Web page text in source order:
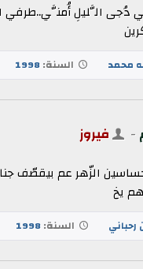
أُمنَّي..طرفي
محمد السنة:1998
- فيروز
الزّهر عم بيقصّف
يخ
رحباني السنة:1998